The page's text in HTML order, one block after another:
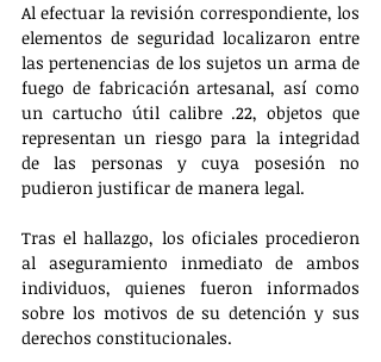
Al efectuar la revisión correspondiente, los
elementos de seguridad localizaron entre
las pertenencias de los sujetos un arma de
fuego de fabricación artesanal, así como
un cartucho útil calibre .22, objetos que
representan un riesgo para la integridad
de las personas y cuya posesión no
pudieron justificar de manera legal.
Tras el hallazgo, los oficiales procedieron
al aseguramiento inmediato de ambos
individuos, quienes fueron informados
sobre los motivos de su detención y sus
derechos constitucionales.